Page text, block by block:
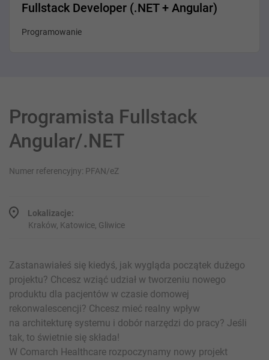
Fullstack Developer (.NET + Angular)
Programowanie
Programista Fullstack
Angular/.NET
Numer referencyjny: PFAN/eZ
Lokalizacje:
Kraków, Katowice, Gliwice
Zastanawiałeś się kiedyś, jak wygląda początek dużego
projektu? Chcesz wziąć udział w tworzeniu nowego
produktu dla pacjentów w czasie domowej
rekonwalescencji? Chcesz mieć realny wpływ
na architekturę systemu i dobór narzędzi do pracy? Jeśli
tak, to świetnie się składa!
W Comarch Healthcare rozpoczynamy nowy projekt